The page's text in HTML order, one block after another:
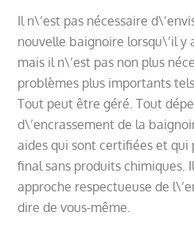
Il n\’est pas nécessaire
nouvelle baignoire lorsqu\’il y
mais il n\’est pas non plus
problèmes plus importants
Tout peut être géré. Tout
d\’encrassement de la
aides qui sont certifiées et
final sans produits chimiques.
approche respectueuse de
dire de vous-même.